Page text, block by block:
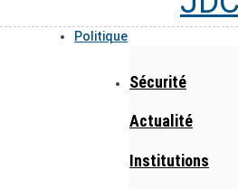
Politique
Sécurité
Actualité
Institutions